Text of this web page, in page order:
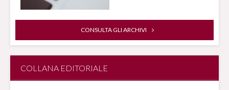
CONSULTA GLI ARCHIVI
COLLANA EDITORIALE